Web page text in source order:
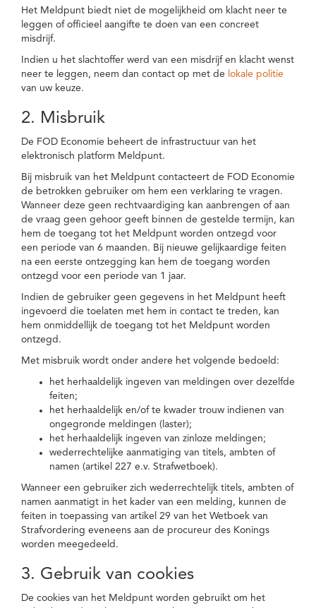
Het Meldpunt biedt niet de mogelijkheid om klacht neer te
leggen of officieel aangifte te doen van een concreet
misdrijf.
Indien u het slachtoffer werd van een misdrijf en klacht wenst
neer te leggen, neem dan contact op met de lokale politie
van uw keuze.
2. Misbruik
De FOD Economie beheert de infrastructuur van het
elektronisch platform Meldpunt.
Bij misbruik van het Meldpunt contacteert de FOD Economie
de betrokken gebruiker om hem een verklaring te vragen.
Wanneer deze geen rechtvaardiging kan aanbrengen of aan
de vraag geen gehoor geeft binnen de gestelde termijn, kan
hem de toegang tot het Meldpunt worden ontzegd voor
een periode van 6 maanden. Bij nieuwe gelijkaardige feiten
na een eerste ontzegging kan hem de toegang worden
ontzegd voor een periode van 1 jaar.
Indien de gebruiker geen gegevens in het Meldpunt heeft
ingevoerd die toelaten met hem in contact te treden, kan
hem onmiddellijk de toegang tot het Meldpunt worden
ontzegd.
Met misbruik wordt onder andere het volgende bedoeld:
het herhaaldelijk ingeven van meldingen over dezelfde
feiten;
het herhaaldelijk en/of te kwader trouw indienen van
ongegronde meldingen (laster);
het herhaaldelijk ingeven van zinloze meldingen;
wederrechtelijke aanmatiging van titels, ambten of
namen (artikel 227 e.v. Strafwetboek).
Wanneer een gebruiker zich wederrechtelijk titels, ambten of
namen aanmatigt in het kader van een melding, kunnen de
feiten in toepassing van artikel 29 van het Wetboek van
Strafvordering eveneens aan de procureur des Konings
worden meegedeeld.
3. Gebruik van cookies
De cookies van het Meldpunt worden gebruikt om het